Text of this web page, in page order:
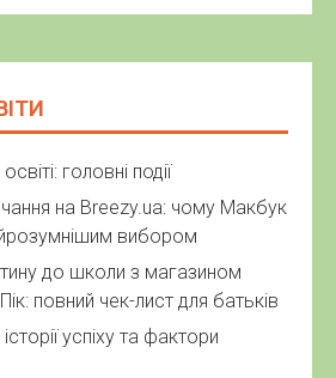
головні події
на Breezy.ua: чому Макбук
вибором
до школи з магазином
повний чек-лист для батьків
успіху та фактори